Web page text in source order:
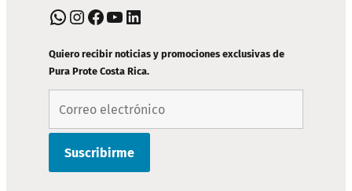
PIE
DE
PÁGINA
WhatsApp Instagram Facebook YouTube LinkedIn
Quiero recibir noticias y promociones exclusivas de
Pura Prote Costa Rica.